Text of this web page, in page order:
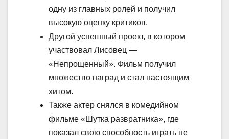
одну из главных ролей и получил
высокую оценку критиков.
Другой успешный проект, в котором
участвовал Лисовец —
«Непрощенный». Фильм получил
множество наград и стал настоящим
хитом.
Также актер снялся в комедийном
фильме «Шутка развратника», где
показал свою способность играть не